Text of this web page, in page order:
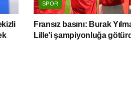
SPOR
Fransız basını: Burak
Lille’i şampiyonluğa